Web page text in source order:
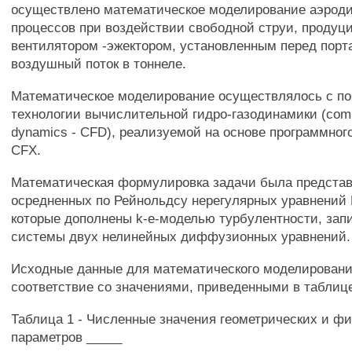
осуществлено математическое моделирование
процессов при воздействии свободной струи,
вентилятором -эжектором, установленным перед
воздушный поток в тоннеле.
Математическое моделирование осуществлялось с
технологии вычислительной гидро-газодинамики
dynamics - CFD), реализуемой на основе
CFX.
Математическая формулировка задачи была
осредненных по Рейнольдсу нерегулярных
которые дополнены k-е-моделью турбулентности,
системы двух нелинейных диффузионных уравнений.
Исходные данные для математического
соответствие со значениями, приведенными в
Таблица 1 - Численные значения геометрических и
параметров _____